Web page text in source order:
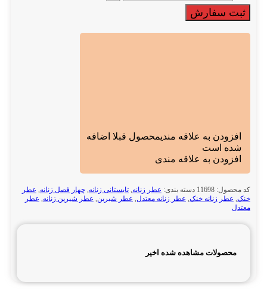
ثبت سفارش
افزودن به علاقه مندیمحصول قبلا اضافه
شده است
افزودن به علاقه مندی
کد محصول: 11698 دسته بندی: عطر زنانه, تابستانی زنانه, چهار فصل زنانه, عطر
خنک, عطر زنانه خنک, عطر زنانه معتدل, عطر شیرین, عطر شیرین زنانه, عطر
معتدل
محصولات مشاهده شده اخیر